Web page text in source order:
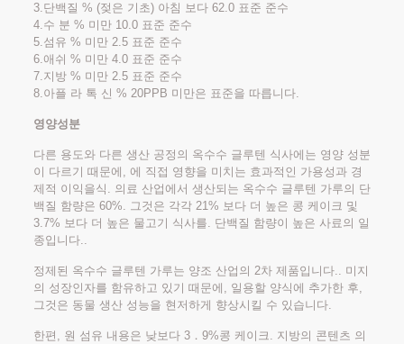
3.단백질 % (젖은 기초) 아침 보다 62.0 표준 준수
4.수 분 % 미만 10.0 표준 준수
5.섬유 % 미만 2.5 표준 준수
6.애쉬 % 미만 4.0 표준 준수
7.지방 % 미만 2.5 표준 준수
8.아플 라 톡 신 % 20PPB 미만은 표준을 따릅니다.
영양성분
다른 용도와 다른 생산 공정의 옥수수 글루텐 식사에는 영양 성분
이 다르기 때문에, 에 직접 영향을 미치는 효과적인 가용성과 경
제적 이익을식. 의료 산업에서 생산되는 옥수수 글루텐 가루의 단
백질 함량은 60%. 그것은 각각 21% 보다 더 높은 콩 케이크 및
3.7% 보다 더 높은 물고기 식사를. 단백질 함량이 높은 사료의 일
종입니다..
정제된 옥수수 글루텐 가루는 양조 산업의 2차 제품입니다.. 미지
의 성장인자를 함유하고 있기 때문에, 일용할 양식에 추가한 후,
그것은 동물 생산 성능을 현저하게 향상시킬 수 있습니다.
한편, 원 섬유 내용은 낮보다 3．9%콩 케이크. 지방의 콘텐츠 의